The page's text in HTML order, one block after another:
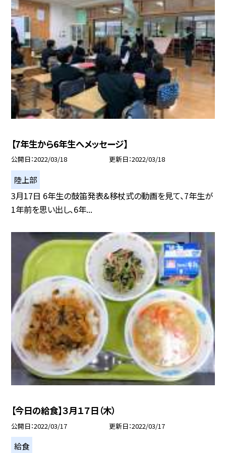
【7年生から6年生へメッセージ】
公開日 2022/03/18 更新日 2022/03/18
陸上部
3月17日 6年生の鼓笛発表&移杖式の動画を見て、7年生が
1年前を思い出し、6年...
【今日の給食】３月１７日（木）
公開日 2022/03/17 更新日 2022/03/17
給食